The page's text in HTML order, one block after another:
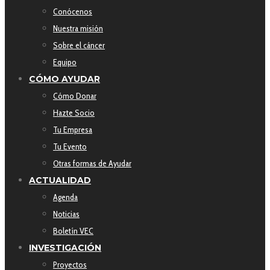
Conócenos
Nuestra misión
Sobre el cáncer
Equipo
CÓMO AYUDAR
Cómo Donar
Hazte Socio
Tu Empresa
Tu Evento
Otras formas de Ayudar
ACTUALIDAD
Agenda
Noticias
Boletín VEC
INVESTIGACIÓN
Proyectos